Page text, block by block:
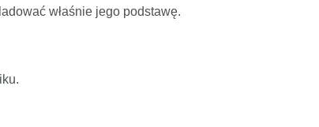
właśnie jego podstawę.